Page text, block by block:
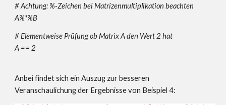
# Achtung: %-Zeichen bei Matrizenmultiplikation beachten
A%*%B
# Elementweise Prüfung ob Matrix A den Wert 2 hat
A == 2
Anbei findet sich ein Auszug zur besseren
Veranschaulichung der Ergebnisse von Beispiel 4: